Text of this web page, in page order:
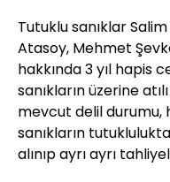
Tutuklu sanıklar
Atasoy, Mehmet
hakkında 3 yıl hapis
sanıkların üzerine
mevcut delil durumu,
sanıkların
alınıp ayrı ayrı